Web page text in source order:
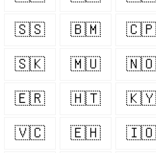
🇸🇸 🇧🇲 🇨🇵
🇸🇰 🇲🇺 🇳🇴
🇪🇷 🇭🇹 🇰🇾
🇻🇨 🇪🇭 🇮🇴